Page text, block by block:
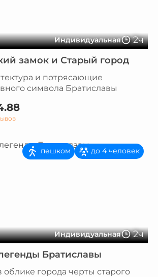
Индивидуальная 2ч
замок и Старый город
и потрясающие
символа Братиславы
Индивидуальная 2ч
пешком до 4 человек
Братиславы
облике города черты старого